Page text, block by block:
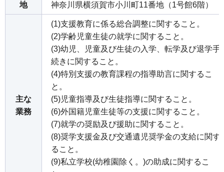
地
神奈川県横須賀市小川町11番地（1号館6階）
主な
業務
(1)支援教育に係る総合調整に関すること。
(2)学齢児童生徒の就学に関すること。
(3)幼児、児童及び生徒の入学、転学及び退学手
続きに関すること。
(4)特別支援の教育課程の指導助言に関するこ
と。
(5)児童指導及び生徒指導に関すること。
(6)外国籍児童生徒等の支援に関すること。
(7)就学の奨励及び援助に関すること。
(8)奨学支援金及び交通遺児奨学金の支給に関す
ること。
(9)私立学校(幼稚園除く。)の助成に関するこ